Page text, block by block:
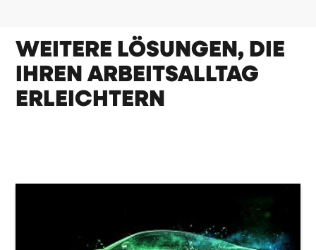
WEITERE LÖSUNGEN, DIE
IHREN ARBEITSALLTAG
ERLEICHTERN